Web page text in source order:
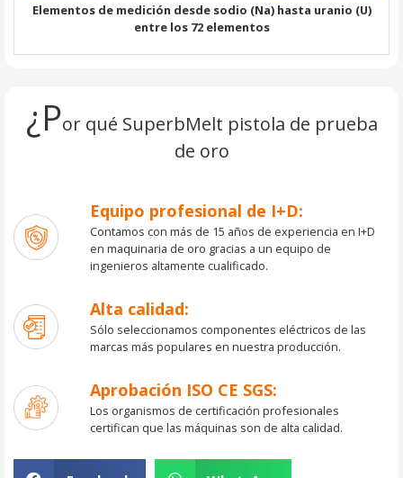
Elementos de medición desde sodio (Na) hasta uranio (U)
entre los 72 elementos
¿Por qué SuperbMelt pistola de prueba
de oro
Equipo profesional de I+D:
Contamos con más de 15 años de experiencia en I+D
en maquinaria de oro gracias a un equipo de
ingenieros altamente cualificado.
Alta calidad:
Sólo seleccionamos componentes eléctricos de las
marcas más populares en nuestra producción.
Aprobación ISO CE SGS:
Los organismos de certificación profesionales
certifican que las máquinas son de alta calidad.